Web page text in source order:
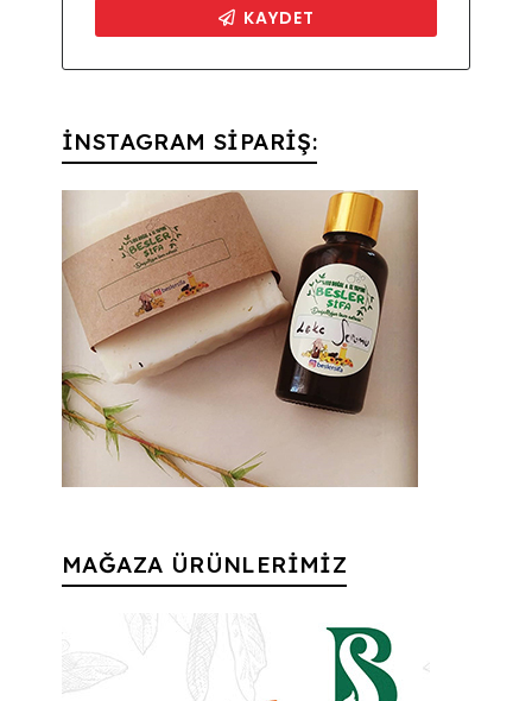
İNSTAGRAM SİPARİŞ:
MAĞAZA ÜRÜNLERİMİZ